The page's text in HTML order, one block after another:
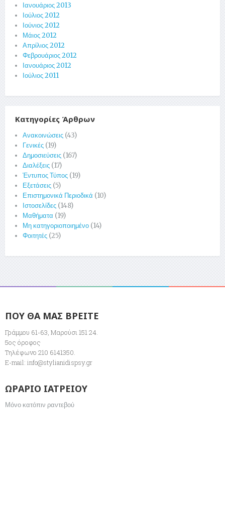
Ιανουάριος 2013
Ιούλιος 2012
Ιούνιος 2012
Μάιος 2012
Απρίλιος 2012
Φεβρουάριος 2012
Ιανουάριος 2012
Ιούλιος 2011
Κατηγορίες Άρθρων
Ανακοινώσεις (43)
Γενικές (19)
Δημοσιεύσεις (167)
Διαλέξεις (17)
Έντυπος Τύπος (19)
Εξετάσεις (5)
Επιστημονικά Περιοδικά (10)
Ιστοσελίδες (148)
Μαθήματα (19)
Μη κατηγοριοποιημένο (14)
Φοιτητές (25)
ΠΟΥ ΘΑ ΜΑΣ ΒΡΕΙΤΕ
Γράμμου 61-63, Μαρούσι 151 24.
5ος όροφος
Τηλέφωνο 210 6141350.
E-mail: info@stylianidispsy.gr
ΩΡΑΡΙΟ ΙΑΤΡΕΙΟΥ
Μόνο κατόπιν ραντεβού